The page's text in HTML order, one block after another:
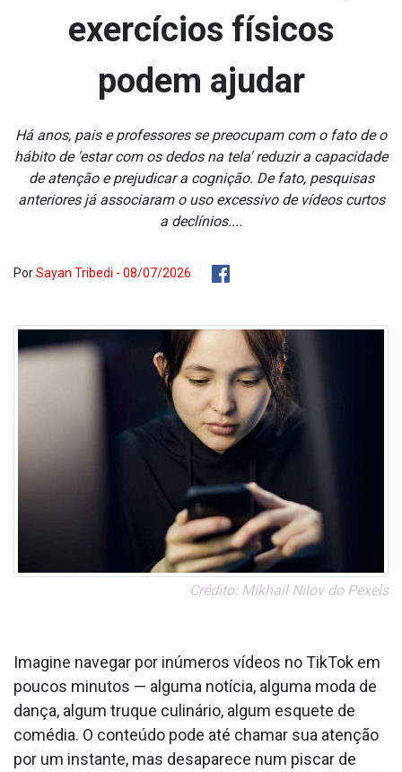
exercícios físicos
podem ajudar
Há anos, pais e professores se preocupam com o fato de o
hábito de 'estar com os dedos na tela' reduzir a capacidade
de atenção e prejudicar a cognição. De fato, pesquisas
anteriores já associaram o uso excessivo de vídeos curtos
a declínios....
PorSayan Tribedi - 08/07/2026
Crédito: Mikhail Nilov do Pexels
Imagine navegar por inúmeros vídeos no TikTok em
poucos minutos — alguma notícia, alguma moda de
dança, algum truque culinário, algum esquete de
comédia. O conteúdo pode até chamar sua atenção
por um instante, mas desaparece num piscar de